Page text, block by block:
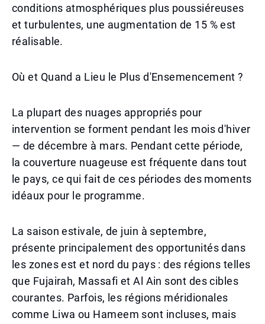
conditions atmosphériques plus poussiéreuses
et turbulentes, une augmentation de 15 % est
réalisable.
Où et Quand a Lieu le Plus d'Ensemencement ?
La plupart des nuages appropriés pour
intervention se forment pendant les mois d'hiver
— de décembre à mars. Pendant cette période,
la couverture nuageuse est fréquente dans tout
le pays, ce qui fait de ces périodes des moments
idéaux pour le programme.
La saison estivale, de juin à septembre,
présente principalement des opportunités dans
les zones est et nord du pays : des régions telles
que Fujairah, Massafi et Al Ain sont des cibles
courantes. Parfois, les régions méridionales
comme Liwa ou Hameem sont incluses, mais